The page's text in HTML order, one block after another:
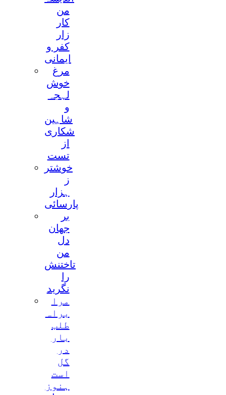
من
کار
زار
کفر و
ایمانی
مرغ
خوش
لہجہ
و
شاہین
شکاری
از
تست
خوشتر
ز
ہزار
پارسائی
بر
جھان
دل
من
تاختنش
را
نگرید
مرا
براہ
طلب
بار
در
گل
است
ہنوز